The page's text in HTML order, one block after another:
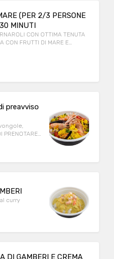
(PER 2/3 PERSONE
MINUTI
CON OTTIMA TENUTA
CON FRUTTI DI MARE E
MACINATO E PREZZEMOLO
preavviso
curry
DI GAMBERI E CREMA